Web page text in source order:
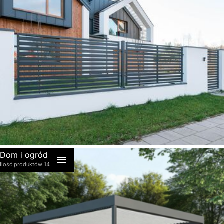
akcesoria
Dom i ogród
Ilość produktów 14